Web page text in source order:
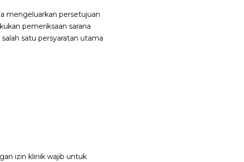
mengeluarkan persetujuan
pemeriksaan sarana
satu persyaratan utama
izin klinik wajib untuk